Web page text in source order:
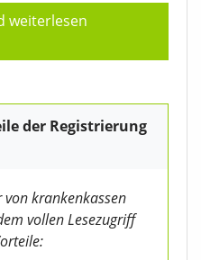
weiterlesen
der Registrierung
krankenkassen
vollen Lesezugriff